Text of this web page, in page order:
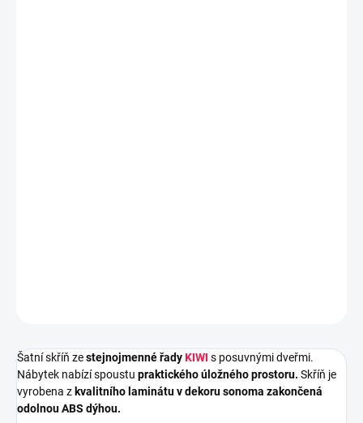
Šatní skříň zestejnojmenné řadyKIWI s posuvnými dveřmi.
Nábytek nabízí spoustu praktického úložného prostoru. Skříň je
vyrobena z kvalitního laminátu v dekoru sonoma zakončená
odolnou ABS dýhou.